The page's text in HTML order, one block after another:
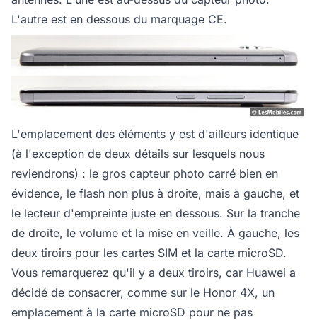
L'autre est en dessous du marquage CE.
L'emplacement des éléments y est d'ailleurs identique
(à l'exception de deux détails sur lesquels nous
reviendrons) : le gros capteur photo carré bien en
évidence, le flash non plus à droite, mais à gauche, et
le lecteur d'empreinte juste en dessous. Sur la tranche
de droite, le volume et la mise en veille. À gauche, les
deux tiroirs pour les cartes SIM et la carte microSD.
Vous remarquerez qu'il y a deux tiroirs, car Huawei a
décidé de consacrer, comme sur le Honor 4X, un
emplacement à la carte microSD pour ne pas